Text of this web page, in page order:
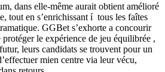
dans elle-même aurait obtient amélioré
tout en s’enrichissant í tous les faîtes
GGBet s’exhorte a concourir
le expérience de jeu équilibrée ,
leurs candidats se trouvent pour un
mien centre via leur vécu,